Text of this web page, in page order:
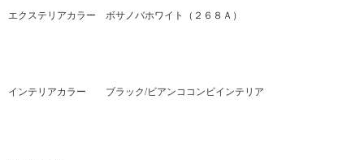
エクステリアカラー ボサノバホワイト（２６８Ａ）
インテリアカラー ブラック/ビアンココンビインテリア